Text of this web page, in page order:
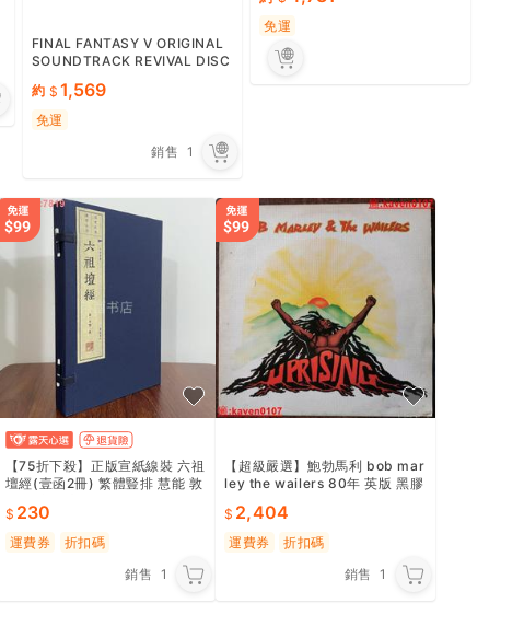
FINAL FANTASY V ORIGINAL
SOUNDTRACK REVIVAL DISC
NEW
約 1,569
免運
銷售 1
免運
【75折下殺】正版宣紙線裝 六祖
壇經(壹函2冊) 繁體豎排 慧能 敦
230
運費券
折扣碼
銷售 1
【超級嚴選】鮑勃馬利 bob mar
ley the wailers 80年 英版 黑膠
2,404
運費券
折扣碼
銷售
1